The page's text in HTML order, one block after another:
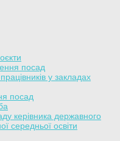
посад
у закладах
посад
керівника державного
середньої освіти